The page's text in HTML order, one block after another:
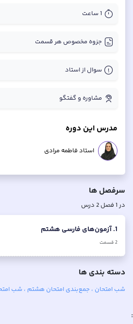
1 ساعت
جزوه مخصوص هر قسمت
سوال از استاد
مشاوره و گفتگو
مدرس این دوره
استاد فاطمه مرادی
سرفصل ها
در 1 فصل 2 درس
1. آزمون‌های فارسی هشتم
2قسمت
دسته بندی ها
شب امتحان ، جمع‌بندی امتحان هشتم ، شب
: